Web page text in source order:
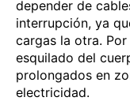
depender de
interrupción, ya
cargas la otra.
esquilado del
prolongados en
electricidad.